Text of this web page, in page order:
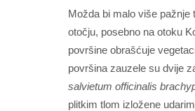
Možda bi malo više pažnje
otočju, posebno na otoku
površine obrašćuje
površina zauzele su dvije
salvietum officinalis
plitkim tlom izložene